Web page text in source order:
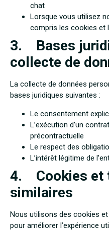
chat
Lorsque vous utilisez
compris les cookies et
3. Bases
collecte de
La collecte de données
bases juridiques suivantes :
Le consentement
L’exécution d’un
précontractuelle
Le respect des
L’intérêt légitime de
4. Cookies et
similaires
Nous utilisons des cookies
pour améliorer l’expérience